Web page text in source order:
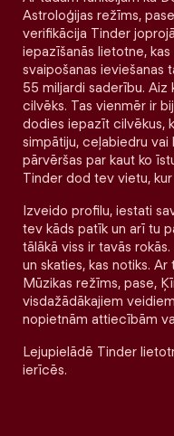
Astroloģijas režīms,
verifikācija Tinder
iepazīšanās lietotne,
svaipošanas ieviešanas
55 miljardi saderību. Aiz
cilvēks. Tas vienmēr ir
dodies iepazīt cilvēkus,
simpātiju, ceļabiedru vai
pārvēršas par kaut ko
Tinder dod tev vietu,
Izveido profilu, iestati
tev kāds patīk un arī tu
tālākā viss ir tavās
un skaties, kas notiks.
Mūzikas režīms, pase,
visdažādākajiem
nopietnām attiecībām
Lejupielādē Tinder
ierīcēs.